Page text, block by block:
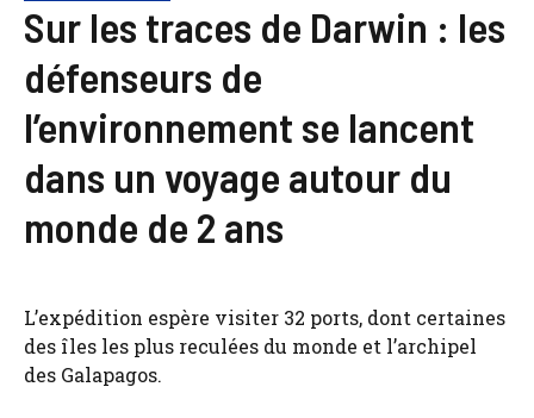
Sur les traces de Darwin : les
défenseurs de
l’environnement se lancent
dans un voyage autour du
monde de 2 ans
L’expédition espère visiter 32 ports, dont certaines
des îles les plus reculées du monde et l’archipel
des Galapagos.